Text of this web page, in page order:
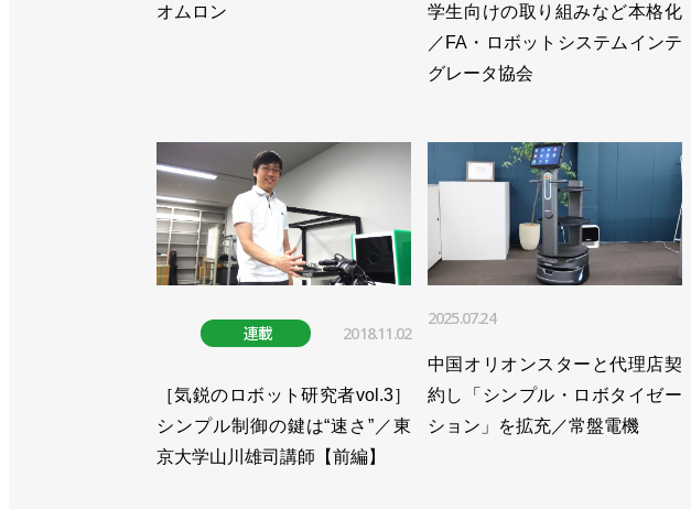
オムロン
学生向けの取り組みなど本格化
／FA・ロボットシステムインテ
グレータ協会
連載 2018.11.02
［気鋭のロボット研究者vol.3］
シンプル制御の鍵は“速さ”／東
京大学山川雄司講師【前編】
2025.07.24
中国オリオンスターと代理店契
約し「シンプル・ロボタイゼー
ション」を拡充／常盤電機